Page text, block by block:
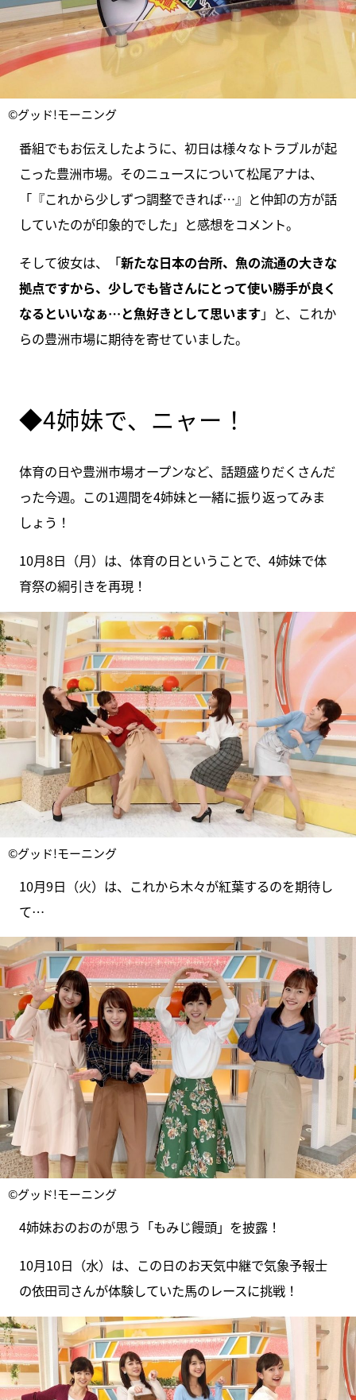
©グッド!モーニング
番組でもお伝えしたように、初日は様々なトラブルが起
こった豊洲市場。そのニュースについて松尾アナは、
「『これから少しずつ調整できれば…』と仲卸の方が話
していたのが印象的でした」と感想をコメント。
そして彼女は、「新たな日本の台所、魚の流通の大きな
拠点ですから、少しでも皆さんにとって使い勝手が良く
なるといいなぁ…と魚好きとして思います」と、これか
らの豊洲市場に期待を寄せていました。
◆4姉妹で、ニャー！
体育の日や豊洲市場オープンなど、話題盛りだくさんだ
った今週。この1週間を4姉妹と一緒に振り返ってみま
しょう！
10月8日（月）は、体育の日ということで、4姉妹で体
育祭の綱引きを再現！
©グッド!モーニング
10月9日（火）は、これから木々が紅葉するのを期待し
て…
©グッド!モーニング
4姉妹おのおのが思う「もみじ饅頭」を披露！
10月10日（水）は、この日のお天気中継で気象予報士
の依田司さんが体験していた馬のレースに挑戦！